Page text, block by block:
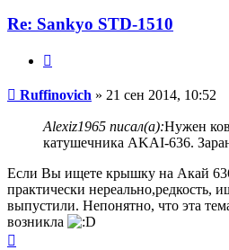
Re: Sankyo STD-1510
Сообщение
Ruffinovich » 21 сен 2014, 10:52
Alexiz1965 писал(а):Нужен
катушечника AKAI-636.
Если Вы ищете крышку на Акай
практически нереально,редкость,
выпустили. Непонятно, что эта
возникла